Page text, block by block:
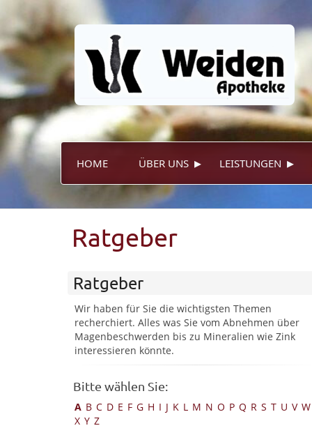
HOME ÜBER UNS ▸ LEISTUNGEN ▸
Ratgeber
Ratgeber
Wir haben für Sie die wichtigsten Themen
recherchiert. Alles was Sie vom Abnehmen über
Magenbeschwerden bis zu Mineralien wie Zink
interessieren könnte.
Bitte wählen Sie:
A B C D E F G H I J K L M N O P Q R S T U V W
X Y Z